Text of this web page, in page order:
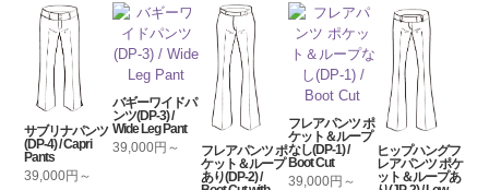
サブリナパンツ
(DP-4) / Capri
Pants
39,000円～
バギーワイドパ
ンツ(DP-3) /
Wide Leg Pant
39,000円～
フレアパンツ ポ
ケット＆ループ
あり(DP-2) /
フレアパンツ ポ
ケット＆ループ
なし(DP-1) /
Boot Cut
39,000円～
ヒップハングフ
レアパンツ ポケ
ット＆ループあ